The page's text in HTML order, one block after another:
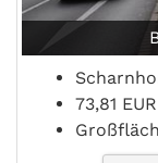
73,81